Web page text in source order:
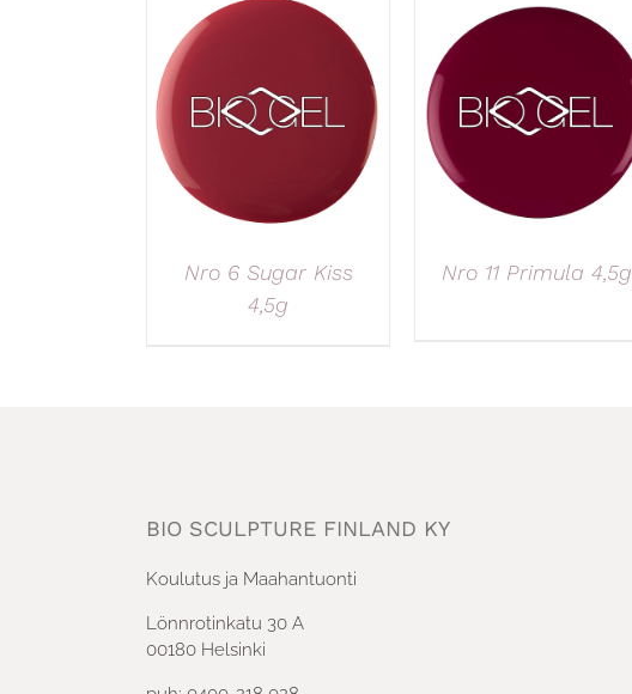
Nro 6 Sugar Kiss
4,5g
Nro 11 Primula 4,5g
BIO SCULPTURE FINLAND KY
Koulutus ja Maahantuonti
Lönnrotinkatu 30 A
00180 Helsinki